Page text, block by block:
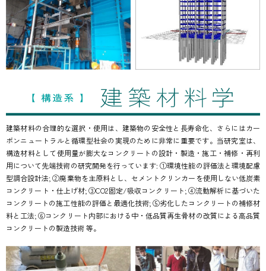
建築材料の合理的な選択・使用は、建築物の安全性と長寿命化、さらにはカー
ボンニュートラルと循環型社会の実現のために非常に重要です。当研究室は、
構造材料として使用量が膨大なコンクリートの設計・製造・施工・補修・再利
用について先端技術の研究開発を行っています: ①環境性能の評価法と環境配慮
型調合設計法; ②廃棄物を主原料とし、セメントクリンカーを使用しない低炭素
コンクリート・仕上げ材; ③CO2固定/吸収コンクリート; ④流動解析に基づいた
コンクリートの施工性能の評価と最適化技術; ⑤劣化したコンクリートの補修材
料と工法; ⑥コンクリート内部における中・低品質再生骨材の改質による高品質
コンクリートの製造技術 等。